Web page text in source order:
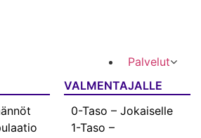
Palvelut
VALMENTAJALLE
1-Taso –
0-Taso – Jokaiselle